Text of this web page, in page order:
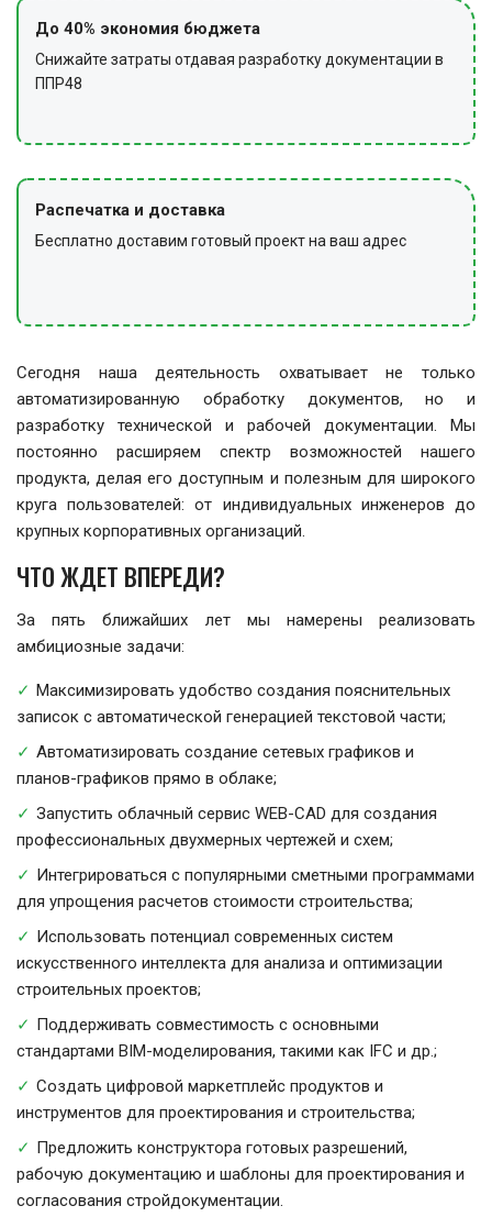
До 40% экономия бюджета
Снижайте затраты отдавая разработку документации в
ППР48
Распечатка и доставка
Бесплатно доставим готовый проект на ваш адрес
Сегодня наша деятельность охватывает не только
автоматизированную обработку документов, но и
разработку технической и рабочей документации. Мы
постоянно расширяем спектр возможностей нашего
продукта, делая его доступным и полезным для широкого
круга пользователей: от индивидуальных инженеров до
крупных корпоративных организаций.
ЧТО ЖДЕТ ВПЕРЕДИ?
За пять ближайших лет мы намерены реализовать
амбициозные задачи:
Максимизировать удобство создания пояснительных
записок с автоматической генерацией текстовой части;
Автоматизировать создание сетевых графиков и
планов-графиков прямо в облаке;
Запустить облачный сервис WEB-CAD для создания
профессиональных двухмерных чертежей и схем;
Интегрироваться с популярными сметными программами
для упрощения расчетов стоимости строительства;
Использовать потенциал современных систем
искусственного интеллекта для анализа и оптимизации
строительных проектов;
Поддерживать совместимость с основными
стандартами BIM-моделирования, такими как IFC и др.;
Создать цифровой маркетплейс продуктов и
инструментов для проектирования и строительства;
Предложить конструктора готовых разрешений,
рабочую документацию и шаблоны для проектирования и
согласования стройдокументации.